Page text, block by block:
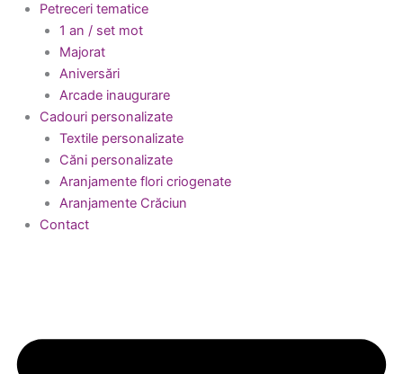
Petreceri tematice
1 an / set mot
Majorat
Aniversări
Arcade inaugurare
Cadouri personalizate
Textile personalizate
Căni personalizate
Aranjamente flori criogenate
Aranjamente Crăciun
Contact